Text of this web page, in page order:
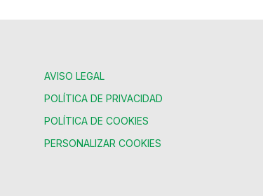
AVISO LEGAL
POLÍTICA DE PRIVACIDAD
POLÍTICA DE COOKIES
PERSONALIZAR COOKIES